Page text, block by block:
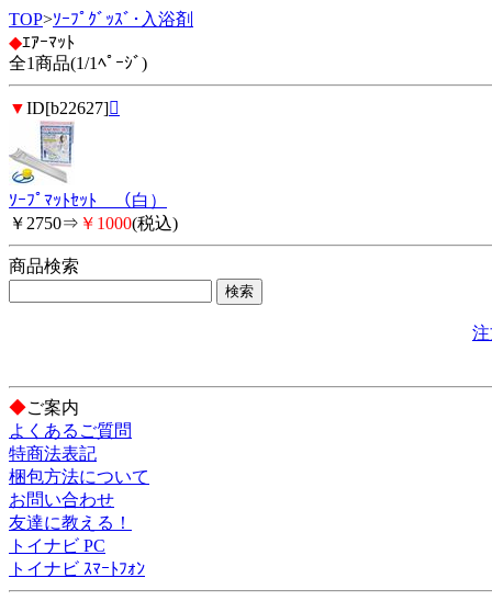
TOP>ｿｰﾌﾟｸﾞｯｽﾞ･入浴剤
◆ｴｱｰﾏｯﾄ
全1商品(1/1ﾍﾟｰｼﾞ)
▼ID[b22627]
ｿｰﾌﾟﾏｯﾄｾｯﾄ （白）
￥2750⇒ ￥1000(税込)
商品検索
◆ご案内
よくあるご質問
特商法表記
梱包方法について
お問い合わせ
友達に教える！
トイナビ PC
トイナビ ｽﾏｰﾄﾌｫﾝ